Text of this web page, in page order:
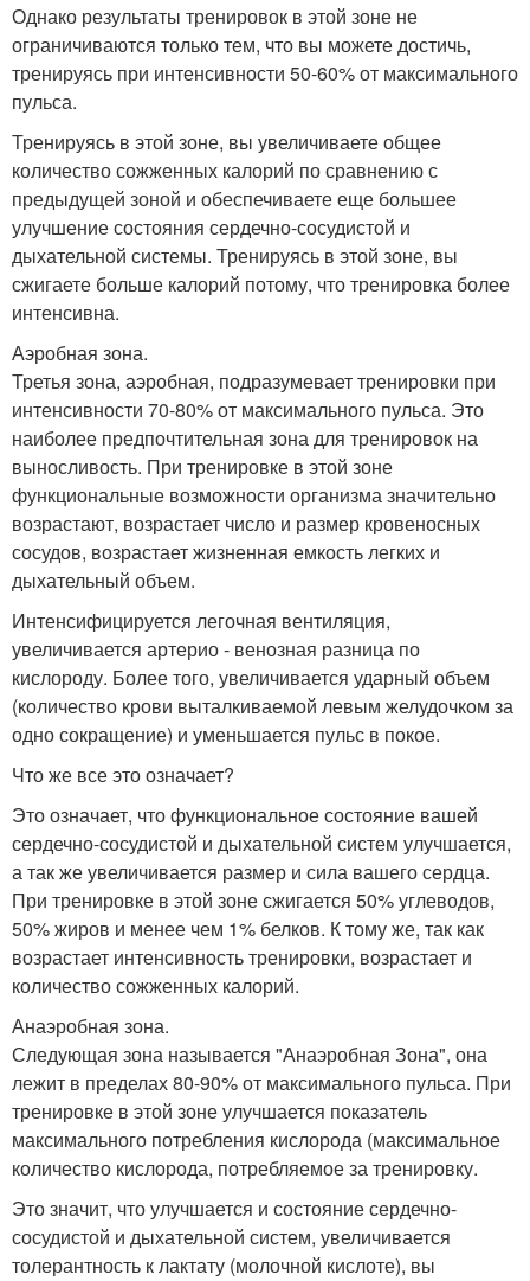
Однако результаты тренировок в этой зоне не
ограничиваются только тем, что вы можете достичь,
тренируясь при интенсивности 50-60% от максимального
пульса.
Тренируясь в этой зоне, вы увеличиваете общее
количество сожженных калорий по сравнению с
предыдущей зоной и обеспечиваете еще большее
улучшение состояния сердечно-сосудистой и
дыхательной системы. Тренируясь в этой зоне, вы
сжигаете больше калорий потому, что тренировка более
интенсивна.
Аэробная зона.
Третья зона, аэробная, подразумевает тренировки при
интенсивности 70-80% от максимального пульса. Это
наиболее предпочтительная зона для тренировок на
выносливость. При тренировке в этой зоне
функциональные возможности организма значительно
возрастают, возрастает число и размер кровеносных
сосудов, возрастает жизненная емкость легких и
дыхательный объем.
Интенсифицируется легочная вентиляция,
увеличивается артерио - венозная разница по
кислороду. Более того, увеличивается ударный объем
(количество крови выталкиваемой левым желудочком за
одно сокращение) и уменьшается пульс в покое.
Что же все это означает?
Это означает, что функциональное состояние вашей
сердечно-сосудистой и дыхательной систем улучшается,
а так же увеличивается размер и сила вашего сердца.
При тренировке в этой зоне сжигается 50% углеводов,
50% жиров и менее чем 1% белков. К тому же, так как
возрастает интенсивность тренировки, возрастает и
количество сожженных калорий.
Анаэробная зона.
Следующая зона называется "Анаэробная Зона", она
лежит в пределах 80-90% от максимального пульса. При
тренировке в этой зоне улучшается показатель
максимального потребления кислорода (максимальное
количество кислорода, потребляемое за тренировку.
Это значит, что улучшается и состояние сердечно-
сосудистой и дыхательной систем, увеличивается
толерантность к лактату (молочной кислоте), вы